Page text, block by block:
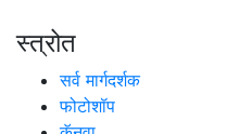
स्त्रोत
सर्व मार्गदर्शक
फोटोशॉप